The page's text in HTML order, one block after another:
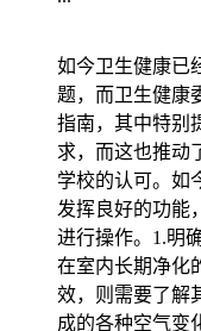
如今卫生健康已
题，而卫生健康
指南，其中特别
求，而这也推动
学校的认可。如
发挥良好的功能
进行操作。1.明
在室内长期净化
效，则需要了解
成的各种空气变